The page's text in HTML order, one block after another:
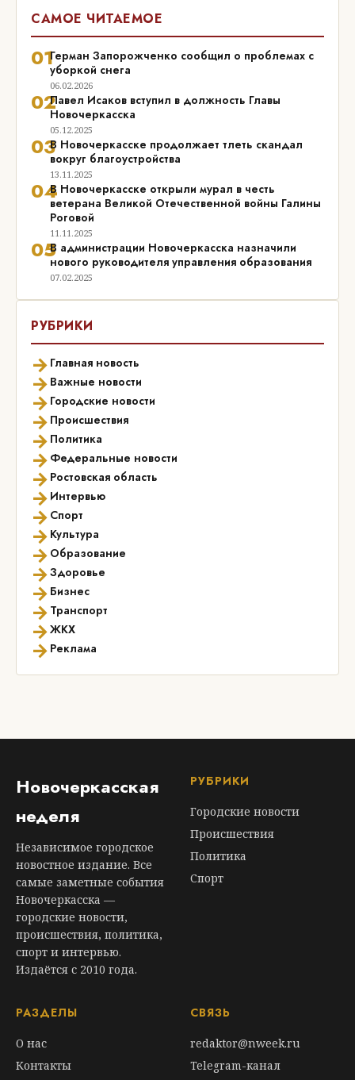
САМОЕ ЧИТАЕМОЕ
01Герман Запорожченко сообщил о проблемах с
уборкой снега
06.02.2026
02Павел Исаков вступил в должность Главы
Новочеркасска
05.12.2025
03В Новочеркасске продолжает тлеть скандал
вокруг благоустройства
13.11.2025
04В Новочеркасске открыли мурал в честь
ветерана Великой Отечественной войны Галины
Роговой
11.11.2025
05В администрации Новочеркасска назначили
нового руководителя управления образования
07.02.2025
РУБРИКИ
→ Главная новость
→ Важные новости
→ Городские новости
→ Происшествия
→ Политика
→ Федеральные новости
→ Ростовская область
→ Интервью
→ Спорт
→ Культура
→ Образование
→Здоровье
→ Бизнес
→ Транспорт
→ЖКХ
→ Реклама
Новочеркасская
неделя
Независимое городское
новостное издание. Все
самые заметные события
Новочеркасска —
городские новости,
происшествия, политика,
спорт и интервью.
Издаётся с 2010 года.
РУБРИКИ
Городские новости
Происшествия
Политика
Спорт
РАЗДЕЛЫ
О нас
Контакты
СВЯЗЬ
redaktor@nweek.ru
Telegram-канал